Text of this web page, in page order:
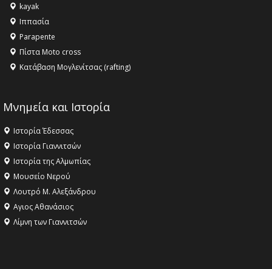
kayak
Ιππασία
Parapente
Πίστα Moto cross
Κατάβαση Μογλενίτσας (rafting)
Μνημεία και Ιστορία
Ιστορία Έδεσσας
Ιστορία Γιαννιτσών
Ιστορία της Αλμωπίας
Μουσείο Νερού
Λουτρό Μ. Αλεξάνδρου
Αγιος Αθανάσιος
Λίμνη των Γιαννιτσών